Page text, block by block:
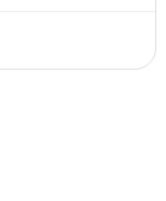
은 단어가 아닌
지털 마케팅에